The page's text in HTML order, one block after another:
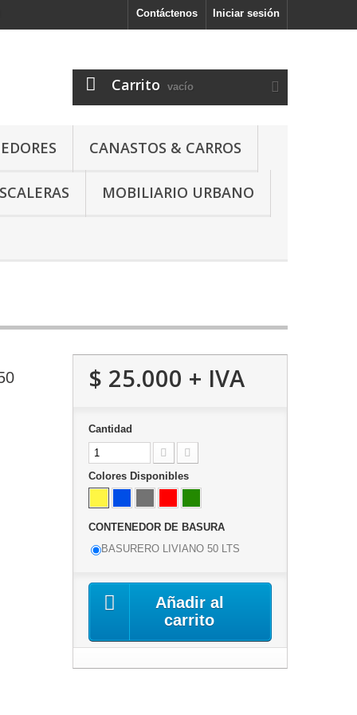
Iniciar sesión
Contáctenos
Carrito vacío
CANASTOS & CARROS
MOBILIARIO URBANO
$ 25.000 + IVA
Cantidad
Colores Disponibles
CONTENEDOR DE BASURA
BASURERO LIVIANO 50 LTS
Añadir al
carrito